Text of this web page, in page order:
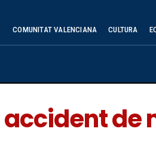
COMUNITAT VALENCIANA CULTURA
de